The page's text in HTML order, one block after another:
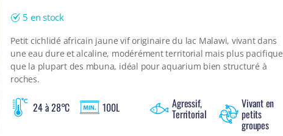
5 en stock
Petit cichlidé africain jaune vif originaire du lac Malawi, vivant dans
une eau dure et alcaline, modérément territorial mais plus pacifique
que la plupart des mbuna, idéal pour aquarium bien structuré à
roches.
24 à 28°C 100L Agressif,
Territorial
Vivant en
petits
groupes